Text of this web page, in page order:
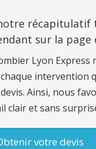
récapitulatif
sur la page
Lyon Express
intervention
Ainsi, nous
clair et sans
votre devis